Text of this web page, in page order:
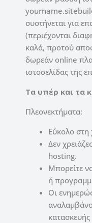
συστήνεται για
(περιέχονται
καλά, προτού
δωρεάν online
ιστοσελίδας της
Τα υπέρ και τα
Πλεονεκτήματα:
Εύκολο στη
Δεν
hosting.
Μπορείτε
ή
Οι
κατασκευής